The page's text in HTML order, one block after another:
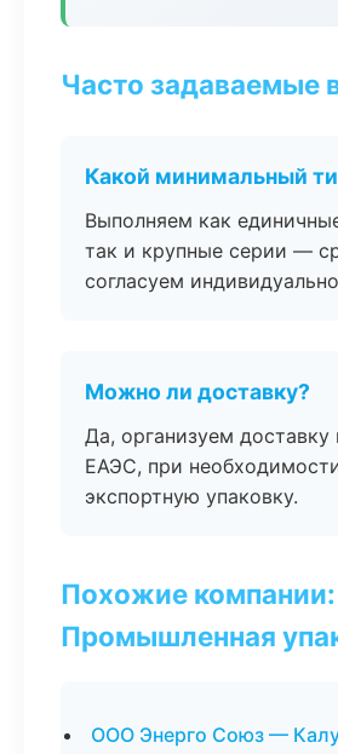
Часто задаваемые
Какой минимальный
Выполняем как
так и крупные серии —
согласуем
Можно ли доставку?
Да, организуем
ЕАЭС, при
экспортную упаковку.
Похожие компании:
Промышленная
ООО Энерго Союз —